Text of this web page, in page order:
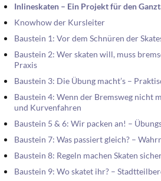
Inlineskaten – Ein Projekt für den
Knowhow der Kursleiter
Baustein 1: Vor dem Schnüren der
Baustein 2: Wer skaten will, muss
Praxis
Baustein 3: Die Übung macht’s –
Baustein 4: Wenn der Bremsweg nicht
und Kurvenfahren
Baustein 5 & 6: Wir packen an! –
Baustein 7: Was passiert gleich? –
Baustein 8: Regeln machen Skaten
Baustein 9: Wo skatet ihr? –